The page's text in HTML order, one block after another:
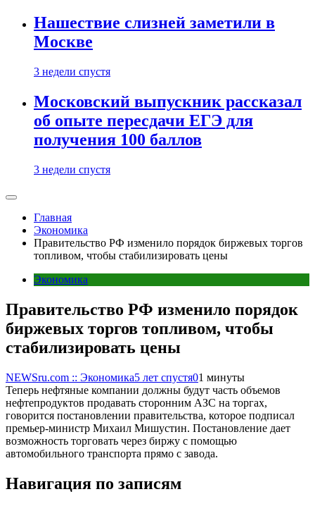
Нашествие слизней заметили в
Москве
3 недели спустя
Московский выпускник рассказал
об опыте пересдачи ЕГЭ для
получения 100 баллов
3 недели спустя
Главная
Экономика
Правительство РФ изменило порядок биржевых торгов
топливом, чтобы стабилизировать цены
Экономика
Правительство РФ изменило порядок
биржевых торгов топливом, чтобы
стабилизировать цены
NEWSru.com :: Экономика5 лет спустя01 минуты
Теперь нефтяные компании должны будут часть объемов
нефтепродуктов продавать сторонним АЗС на торгах,
говорится постановлении правительства, которое подписал
премьер-министр Михаил Мишустин. Постановление дает
возможность торговать через биржу с помощью
автомобильного транспорта прямо с завода.
Навигация по записям